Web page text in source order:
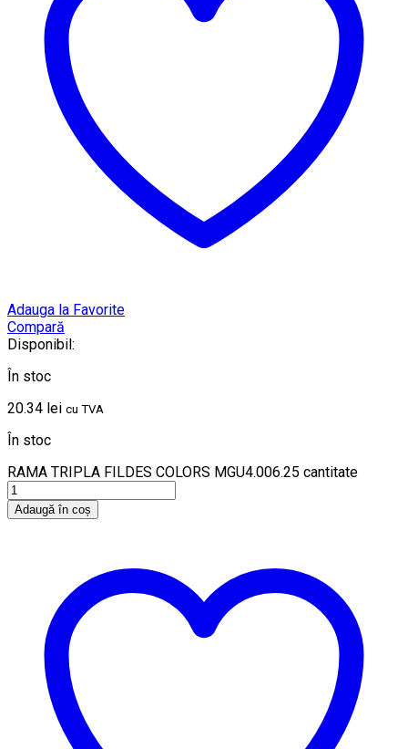
Adauga la Favorite
Compară
Disponibil:
În stoc
20.34 lei cu TVA
În stoc
RAMA TRIPLA FILDES COLORS MGU4.006.25 cantitate
Adaugă în coș